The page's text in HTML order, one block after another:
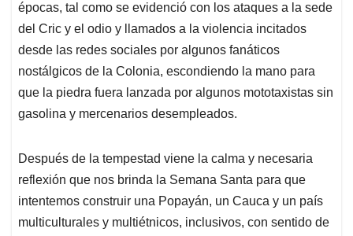
épocas, tal como se evidenció con los ataques a la sede
del Cric y el odio y llamados a la violencia incitados
desde las redes sociales por algunos fanáticos
nostálgicos de la Colonia, escondiendo la mano para
que la piedra fuera lanzada por algunos mototaxistas sin
gasolina y mercenarios desempleados.
Después de la tempestad viene la calma y necesaria
reflexión que nos brinda la Semana Santa para que
intentemos construir una Popayán, un Cauca y un país
multiculturales y multiétnicos, inclusivos, con sentido de